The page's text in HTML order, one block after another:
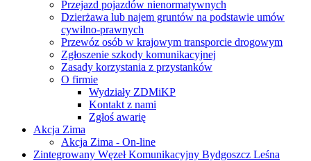
Przejazd pojazdów nienormatywnych
Dzierżawa lub najem gruntów na podstawie umów
cywilno-prawnych
Przewóz osób w krajowym transporcie drogowym
Zgłoszenie szkody komunikacyjnej
Zasady korzystania z przystanków
O firmie
Wydziały ZDMiKP
Kontakt z nami
Zgłoś awarię
Akcja Zima
Akcja Zima - On-line
Zintegrowany Węzeł Komunikacyjny Bydgoszcz Leśna